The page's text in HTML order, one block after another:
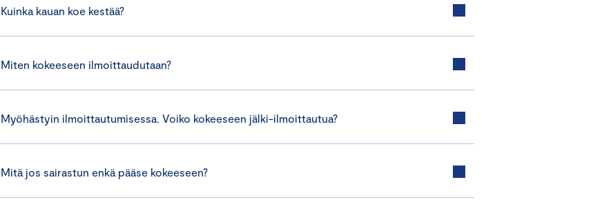
Kuinka kauan koe kestää?
Miten kokeeseen ilmoittaudutaan?
Myöhästyin ilmoittautumisessa. Voiko kokeeseen jälki-ilmoittautua?
Mitä jos sairastun enkä pääse kokeeseen?